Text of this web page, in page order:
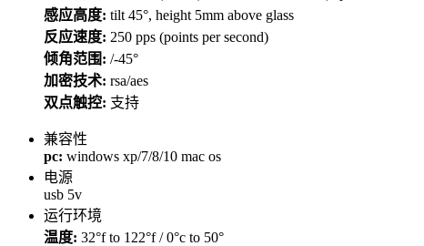
感应高度: tilt 45°, height 5mm above glass
反应速度: 250 pps (points per second)
倾角范围: /-45°
加密技术: rsa/aes
双点触控: 支持
兼容性
pc: windows xp/7/8/10 mac os
电源
usb 5v
运行环境
温度: 32°f to 122°f / 0°c to 50°